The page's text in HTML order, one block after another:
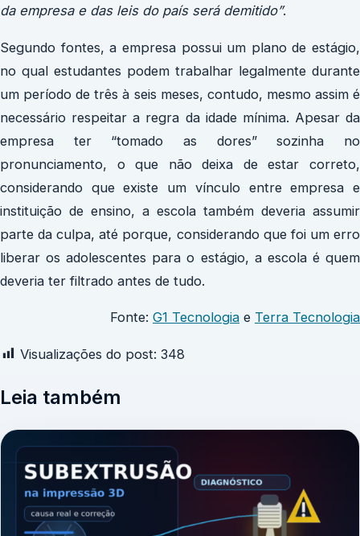
da empresa e das leis do país será demitido”.
Segundo fontes, a empresa possui um plano de estágio,
no qual estudantes podem trabalhar legalmente durante
um período de três à seis meses, contudo, mesmo assim é
necessário respeitar a regra da idade mínima. Apesar da
empresa ter “tomado as dores” sozinha no
pronunciamento, o que não deixa de estar correto,
considerando que existe um vínculo entre empresa e
instituição de ensino, a escola também deveria assumir
parte da culpa, até porque, considerando que foi um erro
liberar os adolescentes para o estágio, a escola é quem
deveria ter filtrado antes de tudo.
Fonte: G1 Tecnologia e Terra Tecnologia
Visualizações do post: 348
Leia também